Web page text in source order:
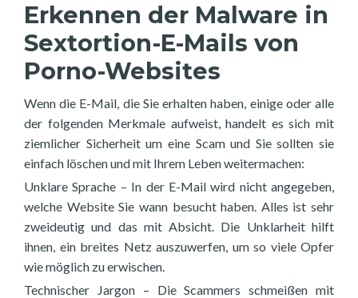
Erkennen der Malware in
Sextortion-E-Mails von
Porno-Websites
Wenn die E-Mail, die Sie erhalten haben, einige oder alle
der folgenden Merkmale aufweist, handelt es sich mit
ziemlicher Sicherheit um eine Scam und Sie sollten sie
einfach löschen und mit Ihrem Leben weitermachen:
Unklare Sprache – In der E-Mail wird nicht angegeben,
welche Website Sie wann besucht haben. Alles ist sehr
zweideutig und das mit Absicht. Die Unklarheit hilft
ihnen, ein breites Netz auszuwerfen, um so viele Opfer
wie möglich zu erwischen.
Technischer Jargon – Die Scammers schmeißen mit